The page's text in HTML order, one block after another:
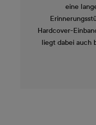
eine
Hardcover-
liegt dabei auch